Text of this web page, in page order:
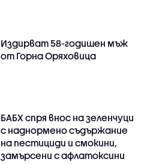
Издирват 58-годишен мъж
от Горна Оряховица
БАБХ спря внос на зеленчуци
с наднормено съдържание
на пестициди и смокини,
замърсени с афлатоксини